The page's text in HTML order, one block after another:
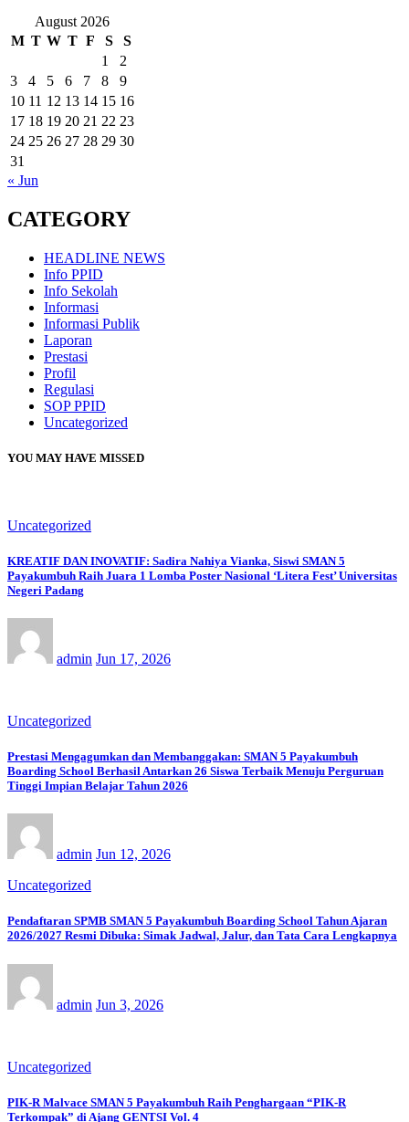
August 2026
M T W T F S
S
1
2
3
4 5 6 7 8
9
10 11 12 13 14 15 16
17 18 19 20 21 22 23
24 25 26 27 28 29 30
31
« Jun
CATEGORY
HEADLINE NEWS
Info PPID
Info Sekolah
Informasi
Informasi Publik
Laporan
Prestasi
Profil
Regulasi
SOP PPID
Uncategorized
YOU MAY HAVE MISSED
Uncategorized
KREATIF DAN INOVATIF: Sadira Nahiya Vianka, Siswi SMAN 5
Payakumbuh Raih Juara 1 Lomba Poster Nasional ‘Litera Fest’ Universitas
Negeri Padang
admin Jun 17, 2026
Uncategorized
Prestasi Mengagumkan dan Membanggakan: SMAN 5 Payakumbuh
Boarding School Berhasil Antarkan 26 Siswa Terbaik Menuju Perguruan
Tinggi Impian Belajar Tahun 2026
admin Jun 12, 2026
Uncategorized
Pendaftaran SPMB SMAN 5 Payakumbuh Boarding School Tahun Ajaran
2026/2027 Resmi Dibuka: Simak Jadwal, Jalur, dan Tata Cara Lengkapnya
admin Jun 3, 2026
Uncategorized
PIK-R Malvace SMAN 5 Payakumbuh Raih Penghargaan “PIK-R
Terkompak” di Ajang GENTSI Vol. 4